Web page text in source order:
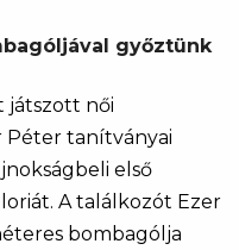
győztünk
játszott női
Péter tanítványai
első
A találkozót Ezer
bombagólja